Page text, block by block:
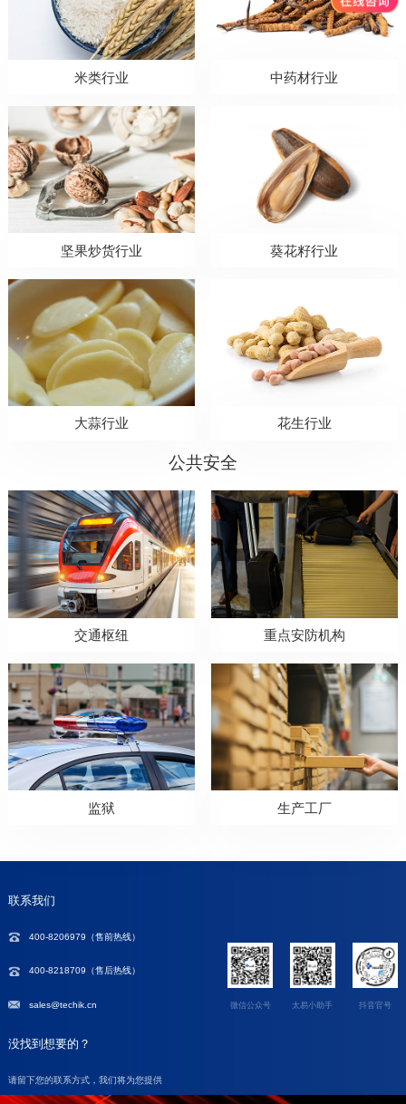
米类行业 中药材行业
坚果炒货行业 葵花籽行业
大蒜行业 花生行业
公共安全
交通枢纽 重点安防机构
监狱 生产工厂
联系我们
400-8206979（售前热线）
400-8218709（售后热线）
sales@techik.cn 微信公众号 太易小助手 抖音官号
没找到想要的？
请留下您的联系方式，我们将为您提供
专业指导